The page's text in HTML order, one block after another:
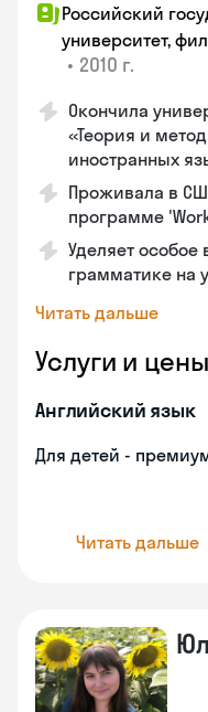
Российский
университет,
• 2010 г.
Окончила
«Теория и
иностранных
Проживала в
программе
Уделяет
грамматике на
Читать дальше
Услуги и цены
Английский язык
Для детей -
Читать дальше